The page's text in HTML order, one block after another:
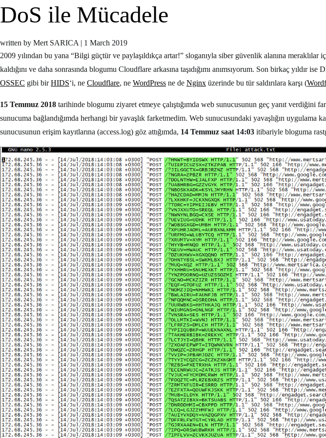
DoS ile Mücadele
written by Mert SARICA | 1 March 2019
2009 yılından bu yana “Bilgi güçtür ve paylaşıldıkça artar!” sloganıyla siber güvenlik alanına
kaldığını ve daha sonrasında blogumu Cloudflare arkasına taşıdığımı anımsıyorum. Son birkaç yıldır
OSSEC gibi birHIDS‘i, ne Cloudflare, ne WordPress ne de Nginx üzerinde bu tür saldırılara karşı (
15 Temmuz 2018 tarihinde blogumu ziyaret etmeye çalıştığımda web sunucusunun geç yanıt
sunucuma bağlandığımda herhangi bir yavaşlık farketmedim. Web sunucusundaki yavaşlığın uygulama
sunucusunun erişim kayıtlarına (access.log) göz attığımda, 14 Temmuz saat 14:03 itibariyle bloguma